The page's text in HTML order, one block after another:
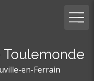
Toulemonde
en-Ferrain